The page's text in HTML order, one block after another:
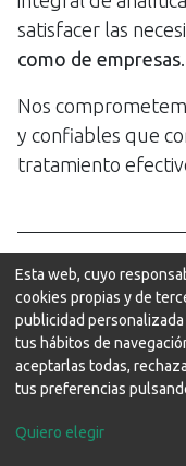
satisfacer las
como de empresas.
Nos
y confiables que
tratamiento
Puede elegir
o solicitarnos
¡Contáctanos!
Esta web, cuyo
cookies propias y de
publicidad
tus hábitos de
aceptarlas todas,
tus preferencias
Quiero elegir